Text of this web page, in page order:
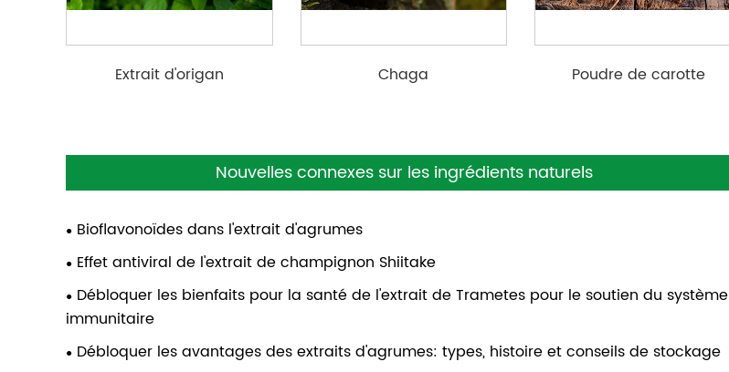
Extrait d'origan
Chaga
Poudre de carotte
Nouvelles connexes sur les ingrédients naturels
Bioflavonoïdes dans l'extrait d'agrumes
Effet antiviral de l'extrait de champignon Shiitake
Débloquer les bienfaits pour la santé de l'extrait de Trametes pour le soutien du système
immunitaire
Débloquer les avantages des extraits d'agrumes: types, histoire et conseils de stockage